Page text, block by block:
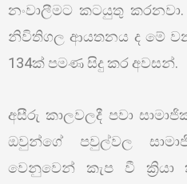
නංවාලීමට කටයුතු
නිවිතිගල ආයතනය ද මේ
134ක් පමණ සිදු කර අවසන්.
අසීරු කාලවලදී පවා
ඔවුන්ගේ පවුල්වල
වෙනුවෙන් කැප වී